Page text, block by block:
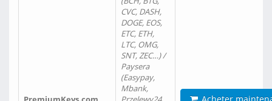
CVC, DASH,
DOGE, EOS,
ETC, ETH,
LTC, OMG,
SNT, ZEC…) /
Paysera
(Easypay,
Mbank,